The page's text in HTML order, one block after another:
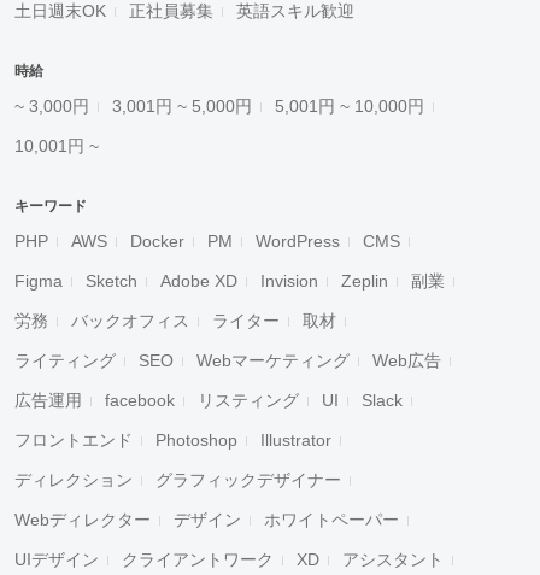
土日週末OK 正社員募集 英語スキル歓迎
時給
~ 3,000円 3,001円 ~ 5,000円 5,001円 ~ 10,000円
10,001円 ~
キーワード
PHP AWS Docker PM WordPress CMS
Figma Sketch Adobe XD Invision Zeplin 副業
労務 バックオフィス ライター 取材
ライティング SEO Webマーケティング Web広告
広告運用 facebook リスティング UI Slack
フロントエンド Photoshop Illustrator
ディレクション グラフィックデザイナー
Webディレクター デザイン ホワイトペーパー
UIデザイン クライアントワーク XD アシスタント